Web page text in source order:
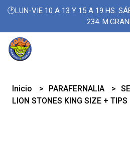
🕑LUN-VIE 10 A 13 Y 15 A 19 HS.
234.
Inicio PARAFERNALIA
LION STONES KING SIZE + TIPS